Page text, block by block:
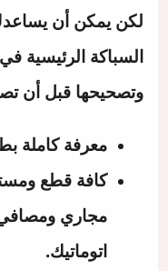
لكن يمكن أن
السباكة الرئيسية
وتصحيحها قبل أن
معرفة كاملة
كافة قطع
مجاري
اتوماتيك.